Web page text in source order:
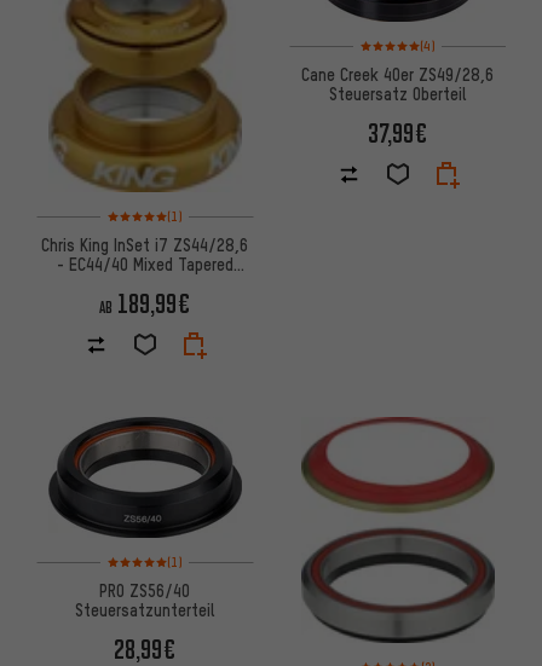
Bewertungen: 5 von 5 basierend auf 1 Bewertungen
(1)
Chris King InSet i7 ZS44/28,6
- EC44/40 Mixed Tapered
AB 189,99€
Bewertungen: 5 von 5
(4)
Cane Creek 40er ZS49/28,6
Steuersatz Oberteil
37,99€
Bewertungen: 5 von 5 basierend auf 1 Bewertungen
(1)
PRO ZS56/40
Steuersatzunterteil
28,99€ Bewertungen: 5 von 5